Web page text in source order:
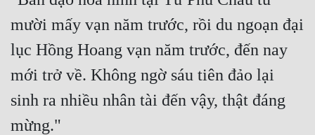
Làm Giàu
Lịch Sử
Mưu Mô
Mạt Thế
Mỹ Thực
mười mấy vạn năm trước, rồi du ngoạn đại
lục Hồng Hoang vạn năm trước, đến nay
mới trở về. Không ngờ sáu tiên đảo lại
sinh ra nhiều nhân tài đến vậy, thật đáng